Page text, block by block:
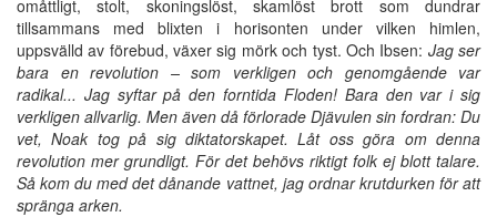
omåttligt, stolt, skoningslöst, skamlöst brott som dundrar
tillsammans med blixten i horisonten under vilken himlen,
uppsvälld av förebud, växer sig mörk och tyst. Och Ibsen: Jag ser
bara en revolution – som verkligen och genomgående var
radikal... Jag syftar på den forntida Floden! Bara den var i sig
verkligen allvarlig. Men även då förlorade Djävulen sin fordran: Du
vet, Noak tog på sig diktatorskapet. Låt oss göra om denna
revolution mer grundligt. För det behövs riktigt folk ej blott talare.
Så kom du med det dånande vattnet, jag ordnar krutdurken för att
spränga arken.